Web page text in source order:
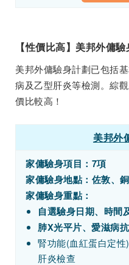
【性價比高】美邦外傭
美邦外傭驗身計劃已包括
病及乙型肝炎等檢測。綜
價比較高！
美邦外
家傭驗身項目：7項
家傭驗身地點：佐敦、
家傭驗身重點：
自選驗身日期、時間
肺X光平片、愛滋病
腎功能(血紅蛋白定
肝炎檢查